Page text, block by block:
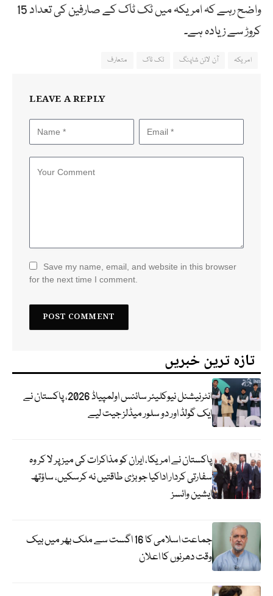
واضح رہے کہ امریکہ میں ٹک ٹاک کے صارفین کی تعداد 15
کروڑ سے زیادہ ہے۔
امریکہ آن لائن شاپنگ ٹک ٹاک متعارف
LEAVE A REPLY
Save my name, email, and website in this browser
for the next time I comment.
تازہ ترین خبریں
انٹرنیشنل نیوکلیئر سائنس اولمپیاڈ 2026، پاکستان نے
ایک گولڈ اور دو سلور میڈلز جیت لیے
پاکستان نے امریکا، ایران کو مذاکرات کی میز پر لا کر وہ
سفارتی کردار اداکیا جو بڑی طاقتیں نہ کرسکیں، ساؤتھ
ایشین وائسز
جماعت اسلامی کا 16 اگست سے ملک بھر میں بیک
وقت دھرنوں کا اعلان